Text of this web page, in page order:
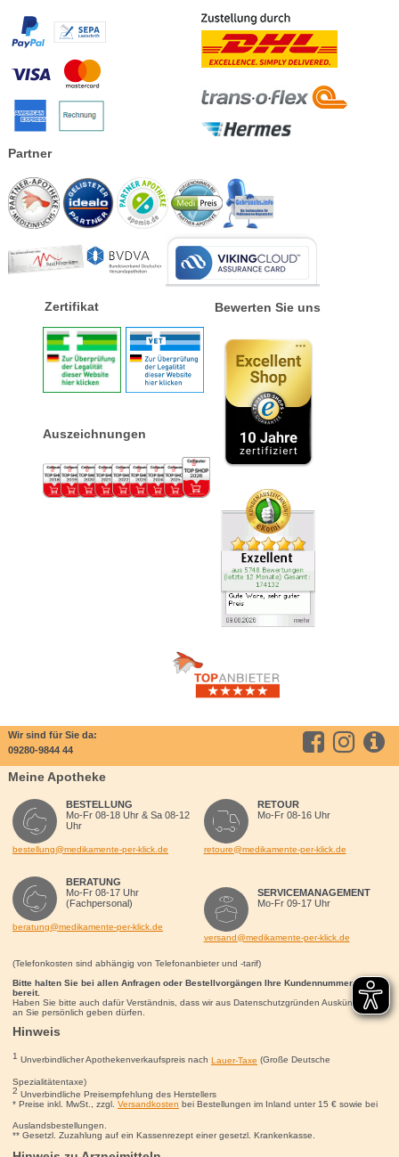
Partner
Zertifikat
Auszeichnungen
Bewerten Sie uns
Wir sind für Sie da:
09280-9844 44
Meine Apotheke
BESTELLUNG
Mo-Fr 08-18 Uhr & Sa 08-12
Uhr
bestellung@medikamente-per-klick.de
BERATUNG
Mo-Fr 08-17 Uhr
(Fachpersonal)
beratung@medikamente-per-klick.de
RETOUR
Mo-Fr 08-16 Uhr
retoure@medikamente-per-klick.de
SERVICEMANAGEMENT
Mo-Fr 09-17 Uhr
versand@medikamente-per-klick.de
(Telefonkosten sind abhängig von Telefonanbieter und -tarif)
Bitte halten Sie bei allen Anfragen oder Bestellvorgängen Ihre Kundennummer für uns
bereit.
Haben Sie bitte auch dafür Verständnis, dass wir aus Datenschutzgründen Auskünfte nur
an Sie persönlich geben dürfen.
Hinweis
1 Unverbindlicher Apothekenverkaufspreis nach Lauer-Taxe (Große Deutsche
Spezialitätentaxe)
2 Unverbindliche Preisempfehlung des Herstellers
* Preise inkl. MwSt., zzgl. Versandkosten bei Bestellungen im Inland unter 15 €sowie bei
Auslandsbestellungen.
** Gesetzl. Zuzahlung auf ein Kassenrezept einer gesetzl. Krankenkasse.